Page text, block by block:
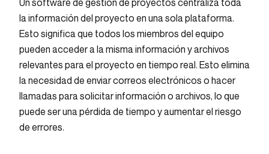
Un software de gestión de proyectos centraliza toda
la información del proyecto en una sola plataforma.
Esto significa que todos los miembros del equipo
pueden acceder a la misma información y archivos
relevantes para el proyecto en tiempo real. Esto elimina
la necesidad de enviar correos electrónicos o hacer
llamadas para solicitar información o archivos, lo que
puede ser una pérdida de tiempo y aumentar el riesgo
de errores.